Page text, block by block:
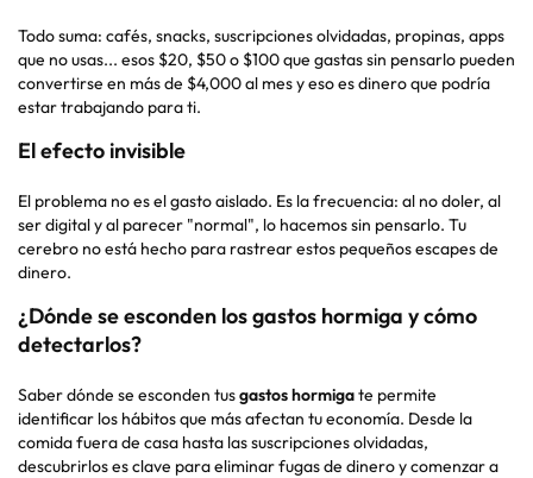
Todo suma: cafés, snacks, suscripciones olvidadas, propinas, apps
que no usas... esos $20, $50 o $100 que gastas sin pensarlo pueden
convertirse en más de $4,000 al mes y eso es dinero que podría
estar trabajando para ti.
El efecto invisible
El problema no es el gasto aislado. Es la frecuencia: al no doler, al
ser digital y al parecer "normal", lo hacemos sin pensarlo. Tu
cerebro no está hecho para rastrear estos pequeños escapes de
dinero.
¿Dónde se esconden los gastos hormiga y cómo
detectarlos?
Saber dónde se esconden tusgastos hormigate permite
identificar los hábitos que más afectan tu economía. Desde la
comida fuera de casa hasta las suscripciones olvidadas,
descubrirlos es clave para eliminar fugas de dinero y comenzar a